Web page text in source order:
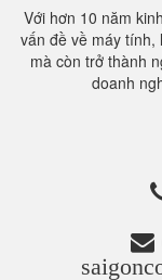
Với hơn 10 năm
vấn đề về máy
mà còn trở thành
doanh